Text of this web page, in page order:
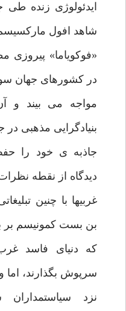
ایدئولوژی زنده
شاهد افول
«فوکویاما»
در کشورهای جهان
مواجه می بیند و
بنیادگرایی مذهبی
جاذبه ی خود را
دیدگاه از نقطه
غربیها با چنین
بن بست کمونیسم بر
که دنیای فاسد
سرپوش بگذارند، اما
نزد